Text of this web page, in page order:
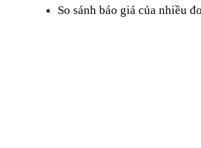
So sánh báo giá của nhiều